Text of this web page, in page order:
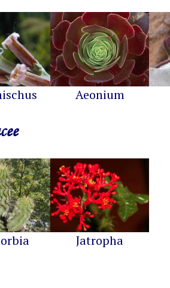
Aeonium
Jatropha